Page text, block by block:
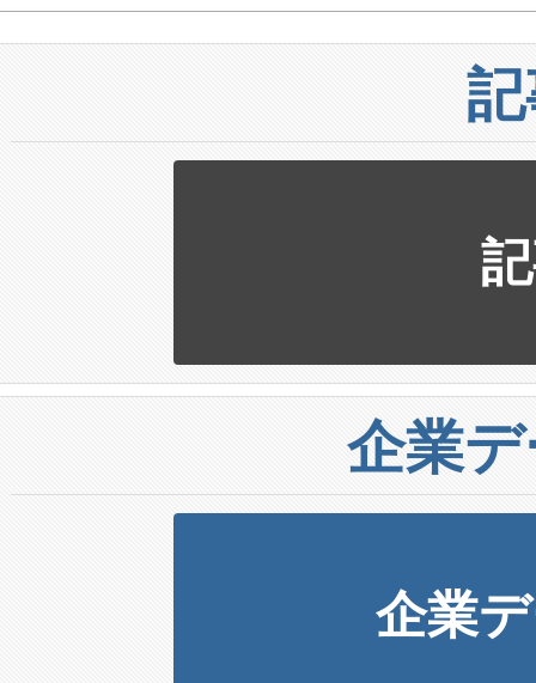
企業
企業